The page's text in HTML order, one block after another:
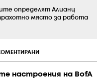
настроения на BofA
определят Алианц
място за работа